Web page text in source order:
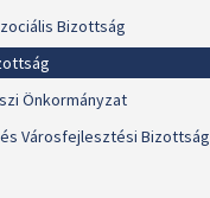
Bizottság
Önkormányzat
Városfejlesztési Bizottság